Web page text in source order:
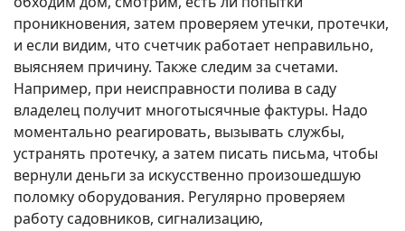
проникновения, затем проверяем утечки, протечки,
и если видим, что счетчик работает неправильно,
выясняем причину. Также следим за счетами.
Например, при неисправности полива в саду
владелец получит многотысячные фактуры. Надо
моментально реагировать, вызывать службы,
устранять протечку, а затем писать письма, чтобы
вернули деньги за искусственно произошедшую
поломку оборудования. Регулярно проверяем
работу садовников, сигнализацию,